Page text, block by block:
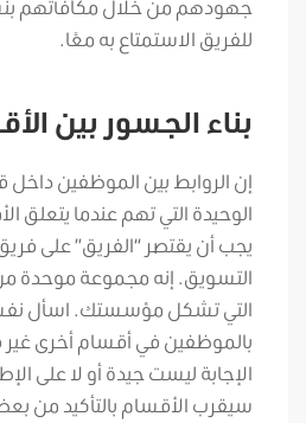
جهودهم من خلال مكافأتهم
للفريق الاستمتاع به معًا.
بناء الجسور بين
إن الروابط بين الموظفين
الوحيدة التي تهم عندما يتعلق
يجب أن يقتصر “الفريق” على
التسويق. إنه مجموعة موحدة
التي تشكل مؤسستك. اسأل
بالموظفين في أقسام أخرى
الإجابة ليست جيدة أو لا على
سيقرب الأقسام بالتأكيد من